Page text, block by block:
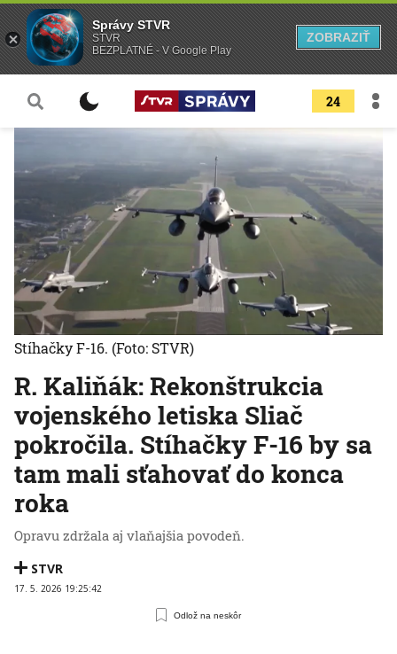
24
R. Kaliňák: Rekonštrukcia
vojenského letiska Sliač
pokročila. Stíhačky F-16 by sa
tam mali sťahovať do konca
roka
Opravu zdržala aj vlaňajšia povodeň.
STVR
17. 5. 2026 19:25:42
Odlož na neskôr
Stíhačky F-16. (Foto: STVR)
Správy STVR
STVR
BEZPLATNÉ - V Google Play
ZOBRAZIŤ